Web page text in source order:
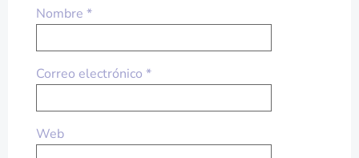
Nombre *
Correo electrónico *
Web